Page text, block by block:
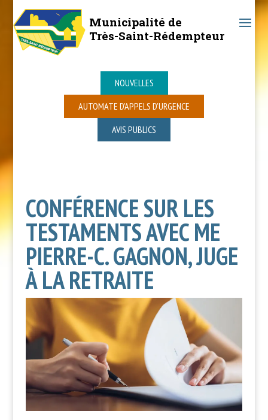
Municipalité de
Très-Saint-Rédempteur
NOUVELLES
AUTOMATE D’APPELS D’URGENCE
AVIS PUBLICS
CONFÉRENCE SUR LES
TESTAMENTS AVEC ME
PIERRE-C. GAGNON, JUGE
À LA RETRAITE